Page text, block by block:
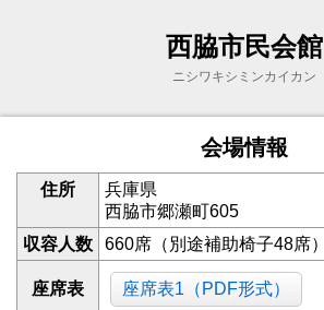
西脇市民会館
ニシワキシミンカイカン
会場情報
住所
兵庫県
西脇市郷瀬町605
収容人数
660席（別途補助椅子48席）
座席表 座席表1（PDF形式）